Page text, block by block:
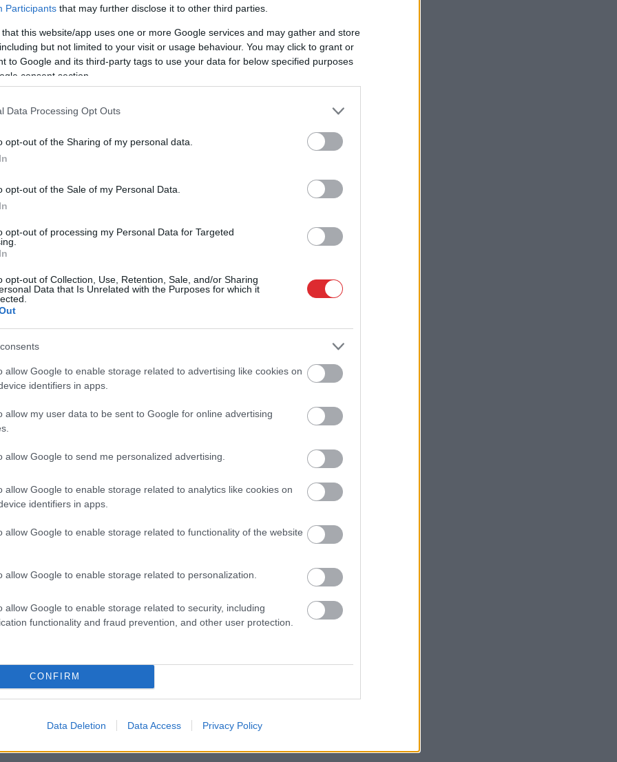
Participants that may further disclose it to other third parties.
that this website/app uses one or more Google services and may gather and store
but not limited to your visit or usage behaviour. You may click to grant or
to Google and its third-party tags to use your data for below specified purposes
consent section.
Data Processing Opt Outs
opt-out of the Sharing of my personal data.
opt-out of the Sale of my Personal Data.
opt-out of processing my Personal Data for Targeted
opt-out of Collection, Use, Retention, Sale, and/or Sharing
Data that Is Unrelated with the Purposes for which it
allow Google to enable storage related to advertising like cookies on
identifiers in apps.
allow my user data to be sent to Google for online advertising
allow Google to send me personalized advertising.
allow Google to enable storage related to analytics like cookies on
identifiers in apps.
allow Google to enable storage related to functionality of the website
allow Google to enable storage related to personalization.
allow Google to enable storage related to security, including
functionality and fraud prevention, and other user protection.
CONFIRM
Data Deletion Data Access Privacy Policy
ķiršu tomātiņus, atkarībā no to izmēra.
un apcep tomātus līdz tiem parādās brūngana
no uguns. Jācep uz lielas uguns, lai tomāti
pamanīti
avārija – viens no
notikuma vietas
salātu olīveļļas. Ķiploku sasmalcināt ar nazi
ķiploku jogurtam, pievienot sāli un piparus